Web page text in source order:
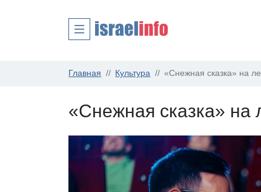
Главная Культура «Снежная сказка» на
«Снежная сказка» на